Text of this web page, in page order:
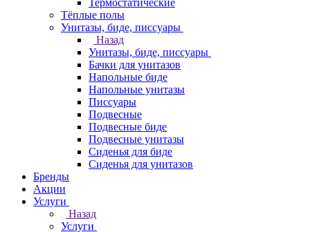
Термостатические
Тёплые полы
Унитазы, биде, писсуары
Назад
Унитазы, биде, писсуары
Бачки для унитазов
Напольные биде
Напольные унитазы
Писсуары
Подвесные
Подвесные биде
Подвесные унитазы
Сиденья для биде
Сиденья для унитазов
Бренды
Акции
Услуги
Назад
Услуги